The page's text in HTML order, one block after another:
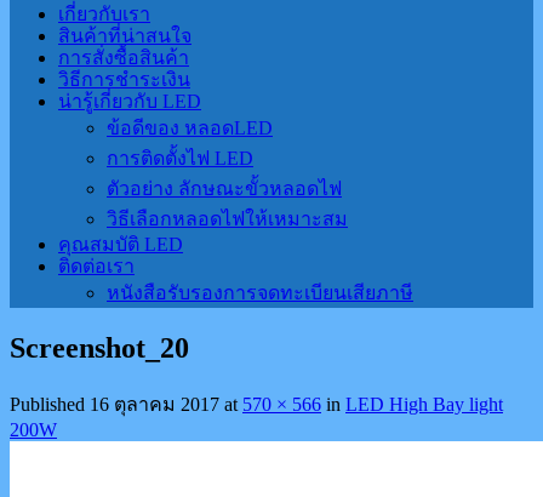
เกี่ยวกับเรา
สินค้าที่น่าสนใจ
การสั่งซื้อสินค้า
วิธีการชำระเงิน
น่ารู้เกี่ยวกับ LED
ข้อดีของ หลอดLED
การติดตั้งไฟ LED
ตัวอย่าง ลักษณะขั้วหลอดไฟ
วิธีเลือกหลอดไฟให้เหมาะสม
คุณสมบัติ LED
ติดต่อเรา
หนังสือรับรองการจดทะเบียนเสียภาษี
Screenshot_20
Published 16 ตุลาคม 2017 at 570 × 566 in LED High Bay light
200W